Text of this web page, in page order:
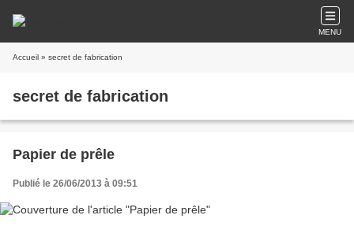
MENU
Accueil » secret de fabrication
secret de fabrication
Papier de prêle
Publié le 26/06/2013 à 09:51